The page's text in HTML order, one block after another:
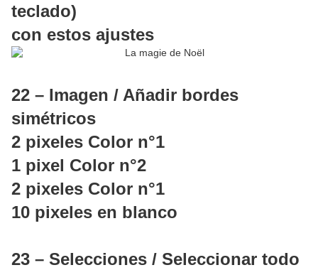
teclado)
con estos ajustes
22 – Imagen / Añadir bordes
simétricos
2 pixeles Color n°1
1 pixel Color n°2
2 pixeles Color n°1
10 pixeles en blanco
23 – Selecciones / Seleccionar todo